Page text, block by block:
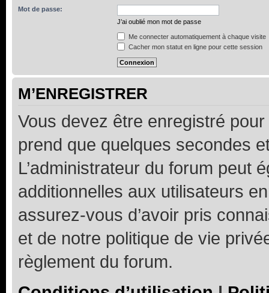
Mot de passe:
J’ai oublié mon mot de passe
Me connecter automatiquement à chaque visite
Cacher mon statut en ligne pour cette session
M’ENREGISTRER
Vous devez être enregistré
prend que quelques secondes
L’administrateur du forum peut
additionnelles aux utilisateurs
assurez-vous d’avoir pris
et de notre politique de vie
règlement du forum.